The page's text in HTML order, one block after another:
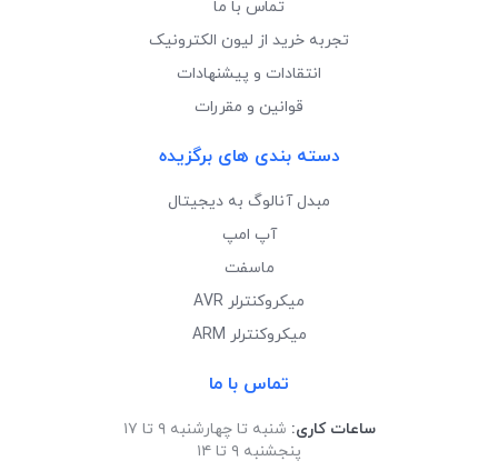
تماس با ما
تجربه خرید از لیون الکترونیک
انتقادات و پیشنهادات
قوانین و مقررات
دسته بندی های برگزیده
مبدل آنالوگ به دیجیتال
آپ امپ
ماسفت
میکروکنترلر AVR
میکروکنترلر ARM
تماس با ما
ساعات کاری: شنبه تا چهارشنبه ۹ تا ۱۷
پنجشنبه ۹ تا ۱۴